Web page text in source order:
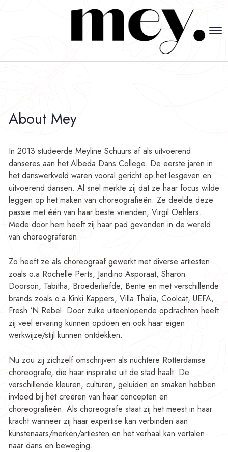
About Mey
In 2013 studeerde Meyline Schuurs af als uitvoerend
danseres aan het Albeda Dans College. De eerste jaren in
het danswerkveld waren vooral gericht op het lesgeven en
uitvoerend dansen. Al snel merkte zij dat ze haar focus wilde
leggen op het maken van choreografieën. Ze deelde deze
passie met één van haar beste vrienden, Virgil Oehlers.
Mede door hem heeft zij haar pad gevonden in de wereld
van choreograferen.
Zo heeft ze als choreograaf gewerkt met diverse artiesten
zoals o.a Rochelle Perts, Jandino Asporaat, Sharon
Doorson, Tabitha, Broederliefde, Bente en met verschillende
brands zoals o.a Kinki Kappers, Villa Thalia, Coolcat, UEFA,
Fresh ‘N Rebel. Door zulke uiteenlopende opdrachten heeft
zij veel ervaring kunnen opdoen en ook haar eigen
werkwijze/stijl kunnen ontdekken.
Nu zou zij zichzelf omschrijven als nuchtere Rotterdamse
choreografe, die haar inspiratie uit de stad haalt. De
verschillende kleuren, culturen, geluiden en smaken hebben
invloed bij het creëren van haar concepten en
choreografieën. Als choreografe staat zij het meest in haar
kracht wanneer zij haar expertise kan verbinden aan
kunstenaars/merken/artiesten en het verhaal kan vertalen
naar dans en beweging.